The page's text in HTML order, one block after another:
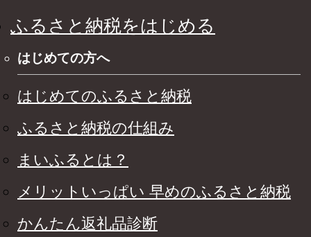
ふるさと納税をはじめる
はじめての方へ
はじめてのふるさと納税
ふるさと納税の仕組み
まいふるとは？
メリットいっぱい 早めのふるさと納税
かんたん返礼品診断